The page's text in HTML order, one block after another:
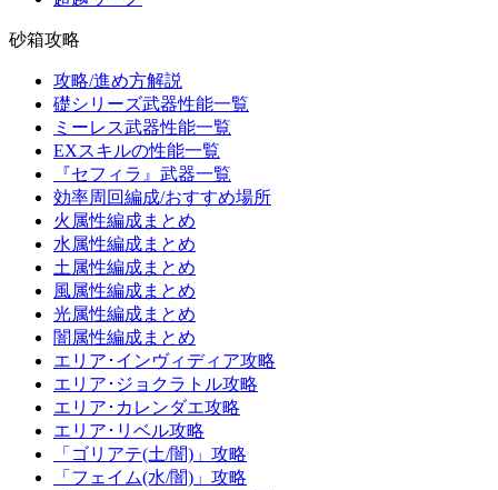
砂箱攻略
攻略/進め方解説
礎シリーズ武器性能一覧
ミーレス武器性能一覧
EXスキルの性能一覧
『セフィラ』武器一覧
効率周回編成/おすすめ場所
火属性編成まとめ
水属性編成まとめ
土属性編成まとめ
風属性編成まとめ
光属性編成まとめ
闇属性編成まとめ
エリア･インヴィディア攻略
エリア･ジョクラトル攻略
エリア･カレンダエ攻略
エリア･リベル攻略
「ゴリアテ(土/闇)」攻略
「フェイム(水/闇)」攻略